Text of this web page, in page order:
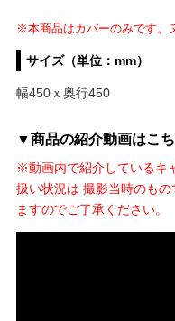
※本商品はカバーのみです。
サイズ（単位：mm）
幅450ｘ奥行450
▼商品の紹介動画はこ
※動画内で紹介しているキ
扱い状況は 撮影当時のもの
ますのでご了承ください。